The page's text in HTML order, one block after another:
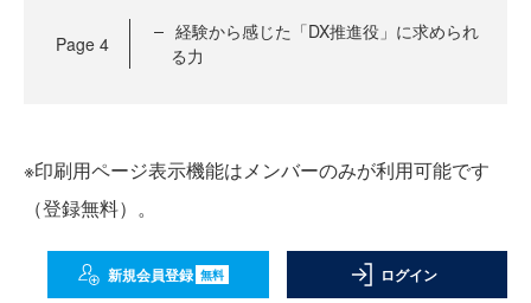
Page 4
経験から感じた「DX推進役」に求められ
る力
※印刷用ページ表示機能はメンバーのみが利用可能です
（登録無料）。
新規会員登録 無料 ログイン